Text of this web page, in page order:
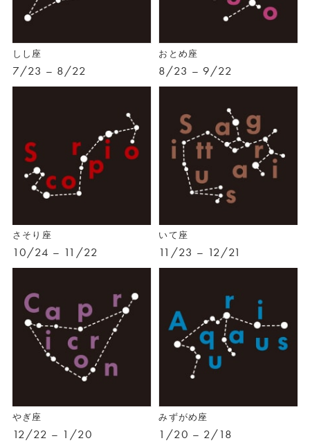
しし座
7/23 – 8/22
おとめ座
8/23 – 9/22
さそり座
10/24 – 11/22
いて座
11/23 – 12/21
やぎ座
12/22 – 1/20
みずがめ座
1/20 – 2/18